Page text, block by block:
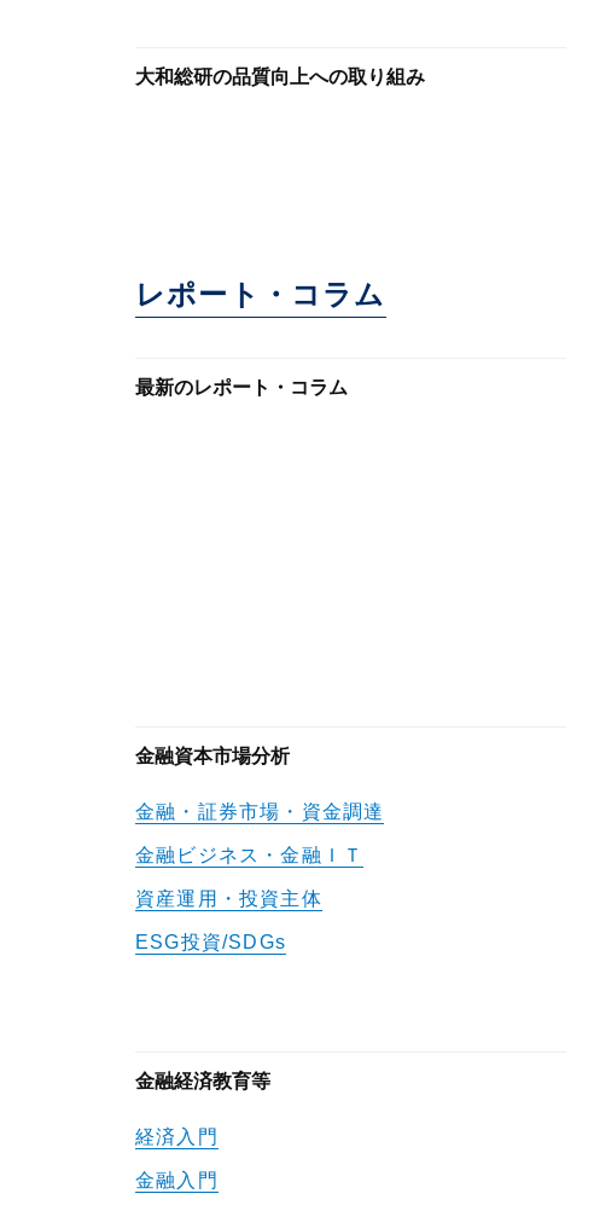
大和総研の品質向上への取り組み
レポート・コラム
最新のレポート・コラム
金融資本市場分析
金融・証券市場・資金調達
金融ビジネス・金融ＩＴ
資産運用・投資主体
ESG投資/SDGs
金融経済教育等
経済入門
金融入門